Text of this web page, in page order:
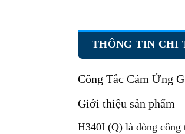
THÔNG TIN CHI
Công Tắc Cảm Ứng
Giới thiệu sản phẩm
H340I (Q) là dòng công